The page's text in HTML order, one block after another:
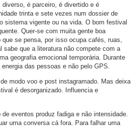
é parceiro, é divertido e é
trinta e sete vezes num dossier de
sistema vigente ou na vida. O bom festival
Quer-se com muita gente boa
se pensa, por isso ocupa cafés, ruas,
que a literatura não compete com a
geografia emocional temporária. Durante
das pessoas e não pelo GPS.
modo voo e post instagramado. Mas deixa
é desorganizado. Influencia e
eventos produz fadiga e não intensidade.
uma conversa cá fora. Para falhar uma